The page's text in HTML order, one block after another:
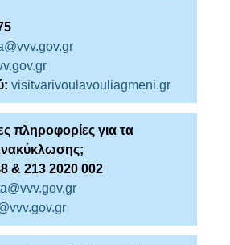
visitvarivoulavouliagmeni.gr
πληροφορίες για τα
& 213 2020 002